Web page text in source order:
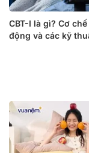
CBT-I là gì? Cơ
động và các kỹ